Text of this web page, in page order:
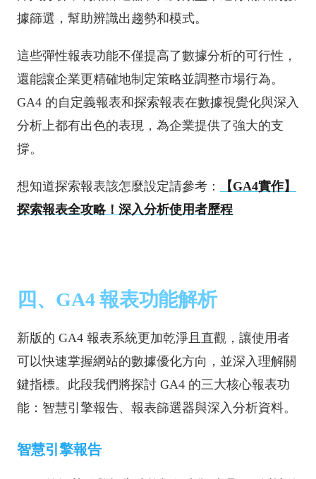
據篩選，幫助辨識出趨勢和模式。
這些彈性報表功能不僅提高了數據分析的可行性，
還能讓企業更精確地制定策略並調整市場行為。
GA4 的自定義報表和探索報表在數據視覺化與深入
分析上都有出色的表現，為企業提供了強大的支
撐。
想知道探索報表該怎麼設定請參考：
【GA4實作】
探索報表全攻略！深入分析使用者歷程
四、GA4 報表功能解析
新版的 GA4 報表系統更加乾淨且直觀，讓使用者
可以快速掌握網站的數據優化方向，並深入理解關
鍵指標。此段我們將探討 GA4 的三大核心報表功
能：智慧引擎報告、報表篩選器與深入分析資料。
智慧引擎報告